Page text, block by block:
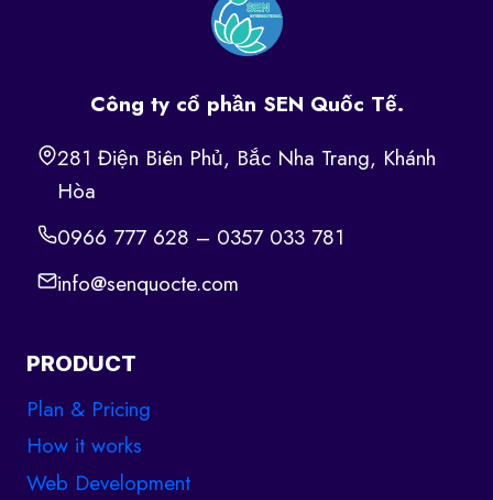
Công ty cổ phần SEN Quốc Tế.
281 Điện Biên Phủ, Bắc Nha Trang, Khánh
Hòa
0966 777 628 – 0357 033 781
info@senquocte.com
PRODUCT
Plan & Pricing
How it works
Web Development